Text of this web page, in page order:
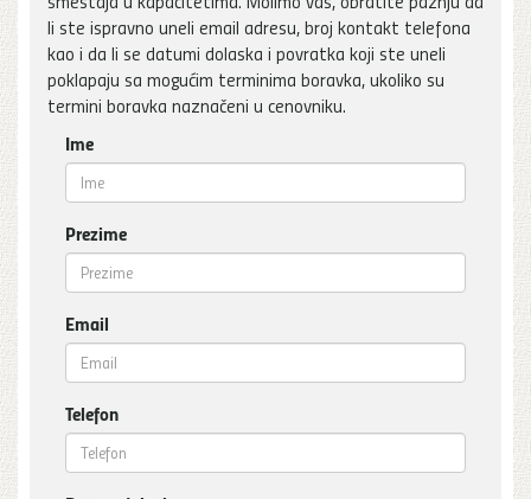
li ste ispravno uneli email adresu, broj kontakt telefona
kao i da li se datumi dolaska i povratka koji ste uneli
poklapaju sa mogućim terminima boravka, ukoliko su
termini boravka naznačeni u cenovniku.
Ime
Prezime
Email
Telefon